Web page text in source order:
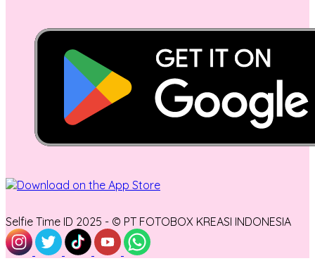
Selfie Time ID 2025 - © PT FOTOBOX KREASI INDONESIA